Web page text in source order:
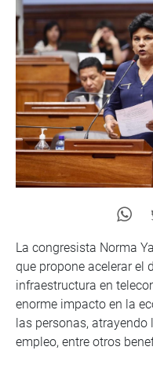
La congresista Norma
que propone acelerar el
infraestructura en
enorme impacto en la
las personas,
empleo, entre otros